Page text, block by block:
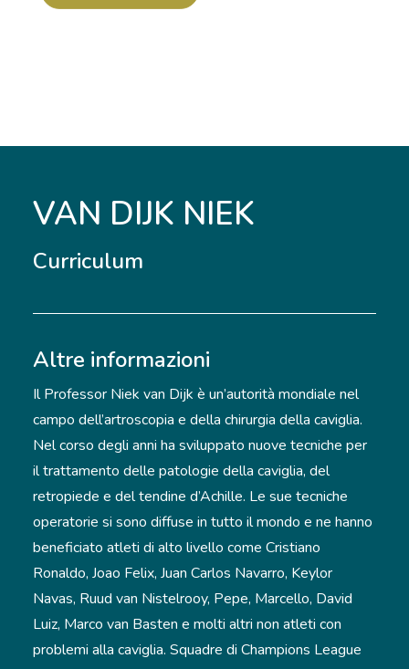
VAN DIJK NIEK
Curriculum
Altre informazioni
Il Professor Niek van Dijk è un’autorità mondiale nel
campo dell’artroscopia e della chirurgia della caviglia.
Nel corso degli anni ha sviluppato nuove tecniche per
il trattamento delle patologie della caviglia, del
retropiede e del tendine d’Achille. Le sue tecniche
operatorie si sono diffuse in tutto il mondo e ne hanno
beneficiato atleti di alto livello come Cristiano
Ronaldo, Joao Felix, Juan Carlos Navarro, Keylor
Navas, Ruud van Nistelrooy, Pepe, Marcello, David
Luiz, Marco van Basten e molti altri non atleti con
problemi alla caviglia. Squadre di Champions League